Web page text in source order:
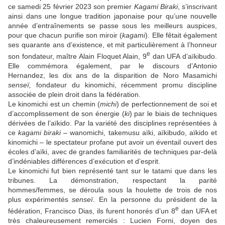
ce samedi 25 février 2023 son premier Kagami Biraki, s’inscrivant
ainsi dans une longue tradition japonaise pour qu’une nouvelle
année d’entraînements se passe sous les meilleurs auspices,
pour que chacun purifie son miroir (kagami). Elle fêtait également
ses quarante ans d’existence, et mit particulièrement à l’honneur
son fondateur, maître Alain Floquet Alain, 9e dan UFA d’aïkibudo.
Elle commémora également, par le discours d’Antonio
Hernandez, les dix ans de la disparition de Noro Masamichi
senseï, fondateur du kinomichi, récemment promu discipline
associée de plein droit dans la fédération.
Le kinomichi est un chemin (michi) de perfectionnement de soi et
d’accomplissement de son énergie (ki) par le biais de techniques
dérivées de l’aïkido. Par la variété des disciplines représentées à
cekagami biraki– wanomichi, takemusu aïki, aïkibudo, aïkido et
kinomichi – le spectateur profane put avoir un éventail ouvert des
écoles d’aïki, avec de grandes familiarités de techniques par-delà
d’indéniables différences d’exécution et d’esprit.
Le kinomichi fut bien représenté tant sur le tatami que dans les
tribunes. La démonstration, respectant la parité
hommes/femmes, se déroula sous la houlette de trois de nos
plus expérimentéssenseï. En la personne du président de la
fédération, Francisco Dias, ils furent honorés d’un 8e dan UFA et
très chaleureusement remerciés : Lucien Forni, doyen des